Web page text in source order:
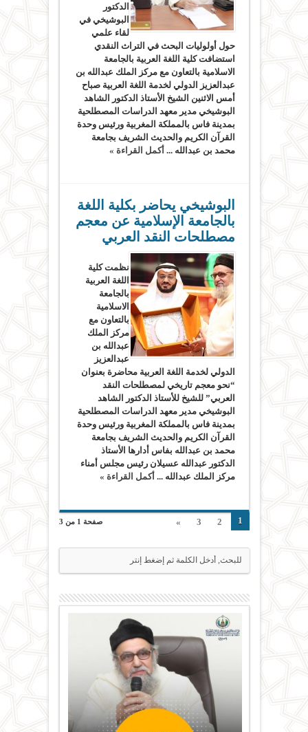
الدكتور
البوشيخي في
لقاء علمي
حول أولوليات البحث في التراث النقدي
استضافت كلية اللغة العربية بالجامعة
الاسلامية بالتعاون مع مركز الملك عبدالله بن
عبدالعزيز الدولي لخدمة اللغة العربية صباح
أمس الاثنين الشيخ الأستاذ الدكتور الشاهد
البوشيخي مدير معهد الدراسات المصطلحية
بمدينة فاس بالمملكة المغربية ورئيس وحدة
القرآن الكريم والحديث الشريف بجامعة
محمد بن عبدالله ... أكمل القراءة »
البوشيخي يحاضر بكلية اللغة
بالجامعة الإسلامية عن معجم
مصطلحات النقد العربي
نظمت كلية
اللغة العربية
بالجامعة
الاسلامية
بالتعاون مع
مركز الملك
عبدالله بن
عبدالعزيز
الدولي لخدمة اللغة العربية محاضرة بعنوان
“نحو معجم تاريخي لمصطلحات النقد
العربي” للشيخ للأستاذ الدكتور الشاهد
البوشيخي مدير معهد الدراسات المصطلحية
بمدينة فاس بالمملكة المغربية ورئيس وحدة
القرآن الكريم والحديث الشريف بجامعة
محمد بن عبدالله بفاس أدارها الأستاذ
الدكتور عبدالله عسيلان رئيس مجلس أمناء
مركز الملك عبدالله ... أكمل القراءة »
صفحة 1 من 3 1
2
3
»